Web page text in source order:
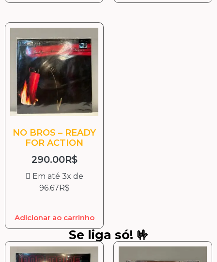
NO BROS – READY
FOR ACTION
290.00R$
Em até 3x de
96.67R$
Adicionar ao carrinho
Se liga só! 🤟